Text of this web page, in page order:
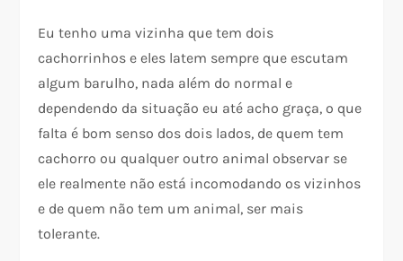
Eu tenho uma vizinha que tem dois
cachorrinhos e eles latem sempre que escutam
algum barulho, nada além do normal e
dependendo da situação eu até acho graça, o que
falta é bom senso dos dois lados, de quem tem
cachorro ou qualquer outro animal observar se
ele realmente não está incomodando os vizinhos
e de quem não tem um animal, ser mais
tolerante.